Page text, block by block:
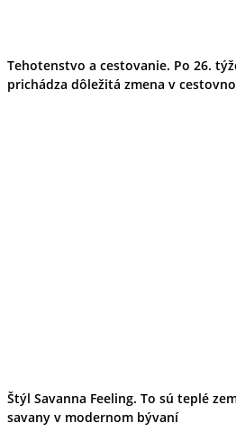
Tehotenstvo a cestovanie. Po 26.
prichádza dôležitá zmena v
Štýl Savanna Feeling. To sú teplé
savany v modernom bývaní